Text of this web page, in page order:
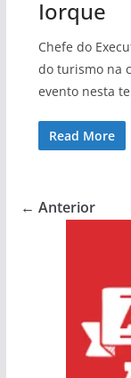
Iorque
Chefe do
do turismo na
evento nesta
Read More
← Anterior